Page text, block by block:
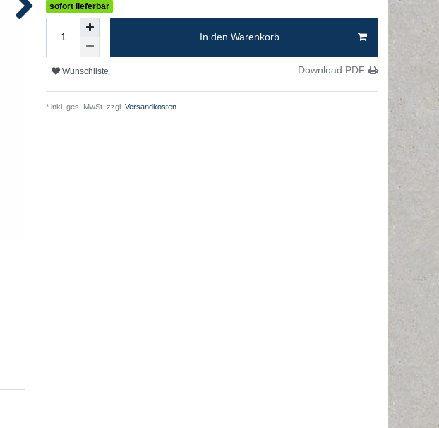
sofort lieferbar
In den Warenkorb
Wunschliste Download PDF
* inkl. ges. MwSt. zzgl. Versandkosten